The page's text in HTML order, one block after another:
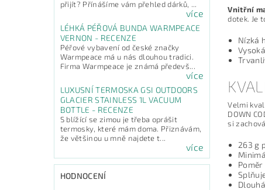
přijít? Přínášíme vám přehled dárků, ...
více
LÉHKÁ PÉŘOVÁ BUNDA WARMPEACE
VERNON - RECENZE
Péřové vybavení od české značky
Warmpeace má u nás dlouhou tradici.
Firma Warmpeace je známá předevš...
více
LUXUSNÍ TERMOSKA GSI OUTDOORS
GLACIER STAINLESS 1L VACUUM
BOTTLE - RECENZE
S blížící se zimou je třeba oprášit
termosky, které mám doma. Přiznávám,
že většinou u mně najdete t...
více
HODNOCENÍ
Vnitřní
dotek. Je
Nízká
Velmi
DOWN
si
263 g